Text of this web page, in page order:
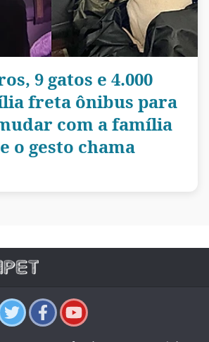
9 gatos e 4.000
freta ônibus para
com a família
o gesto chama